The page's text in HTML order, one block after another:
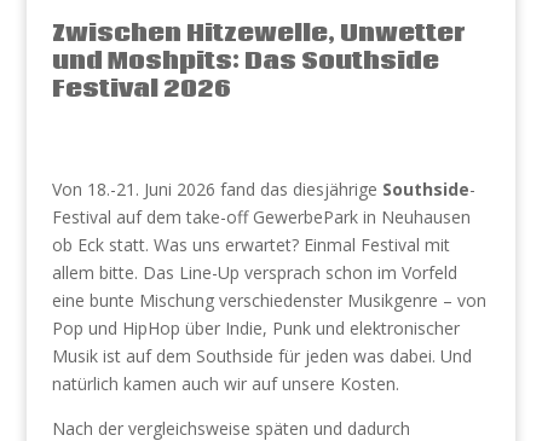
Zwischen Hitzewelle, Unwetter
und Moshpits: Das Southside
Festival 2026
Von 18.-21. Juni 2026 fand das diesjährige Southside-
Festival auf dem take-off GewerbePark in Neuhausen
ob Eck statt. Was uns erwartet? Einmal Festival mit
allem bitte. Das Line-Up versprach schon im Vorfeld
eine bunte Mischung verschiedenster Musikgenre – von
Pop und HipHop über Indie, Punk und elektronischer
Musik ist auf dem Southside für jeden was dabei. Und
natürlich kamen auch wir auf unsere Kosten.
Nach der vergleichsweise späten und dadurch